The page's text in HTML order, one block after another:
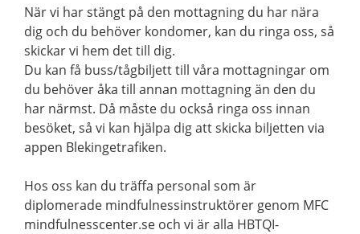
När vi har stängt på den mottagning du har nära
dig och du behöver kondomer, kan du ringa oss, så
skickar vi hem det till dig.
Du kan få buss/tågbiljett till våra mottagningar om
du behöver åka till annan mottagning än den du
har närmst. Då måste du också ringa oss innan
besöket, så vi kan hjälpa dig att skicka biljetten via
appen Blekingetrafiken.
Hos oss kan du träffa personal som är
diplomerade mindfulnessinstruktörer genom MFC
mindfulnesscenter.se och vi är alla HBTQI-